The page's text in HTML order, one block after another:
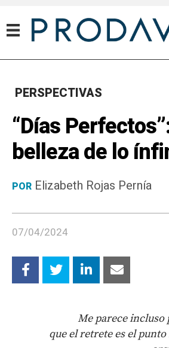
PERSPECTIVAS
“Días
belleza de lo
POR Elizabeth Rojas Pernía
07/04/2024
Me parece
que el retrete es el